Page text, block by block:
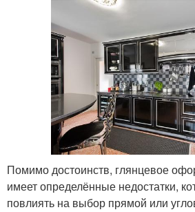
Помимо достоинств, глянцевое
имеет определённые недостатки,
повлиять на выбор прямой или